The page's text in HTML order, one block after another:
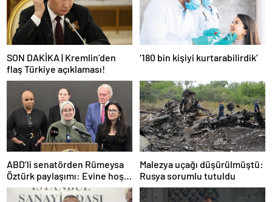
SON DAKİKA | Kremlin’den
flaş Türkiye açıklaması!
‘180 bin kişiyi kurtarabilirdik’
ABD’li senatörden Rümeysa
Öztürk paylaşımı: Evine hoş
geldin!
Malezya uçağı düşürülmüştü:
Rusya sorumlu tutuldu